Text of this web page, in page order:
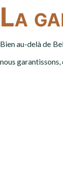
La
Bien au-delà de
nous